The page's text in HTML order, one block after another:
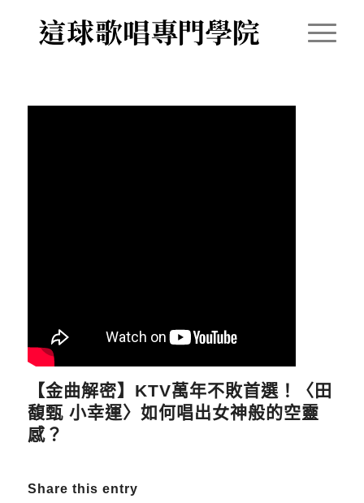
【金曲解密】KTV萬年不敗首選！〈田
馥甄 小幸運〉如何唱出女神般的空靈
感？
Share this entry